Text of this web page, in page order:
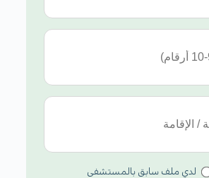
لدي ملف سابق بالمستشفى